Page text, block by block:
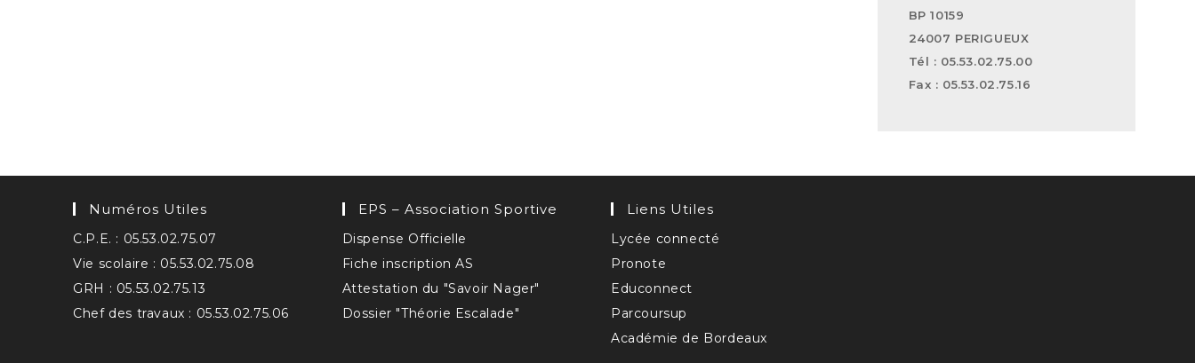
BP 10159
24007 PERIGUEUX
Tél : 05.53.02.75.00
Fax : 05.53.02.75.16
Numéros Utiles
C.P.E. : 05.53.02.75.07
Vie scolaire : 05.53.02.75.08
GRH : 05.53.02.75.13
Chef des travaux : 05.53.02.75.06
EPS – Association Sportive
Dispense Officielle
Fiche inscription AS
Attestation du "Savoir Nager"
Dossier "Théorie Escalade"
Liens Utiles
Lycée connecté
Pronote
Educonnect
Parcoursup
Académie de Bordeaux